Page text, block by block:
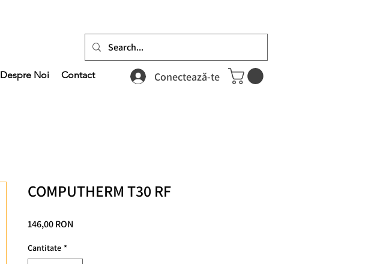
Despre Noi Contact Conectează-te
COMPUTHERM T30 RF
146,00 RON
Cantitate *